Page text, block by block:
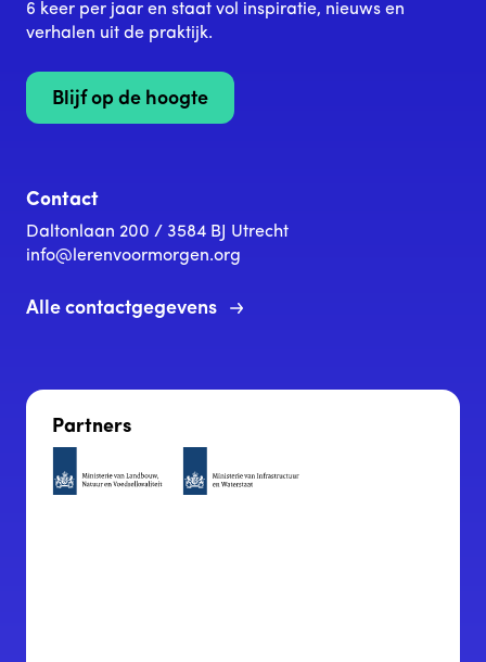
6 keer per jaar en staat vol inspiratie, nieuws en
verhalen uit de praktijk.
Blijf op de hoogte
Contact
Daltonlaan 200 / 3584 BJ Utrecht
info@lerenvoormorgen.org
Alle contactgegevens
Partners